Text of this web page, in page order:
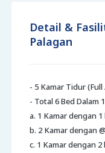
Detail &
Palagan
- 5 Kamar Tidur (Full
- Total 6 Bed Dalam
a. 1 Kamar dengan 1
b. 2 Kamar dengan
c. 1 Kamar dengan 2